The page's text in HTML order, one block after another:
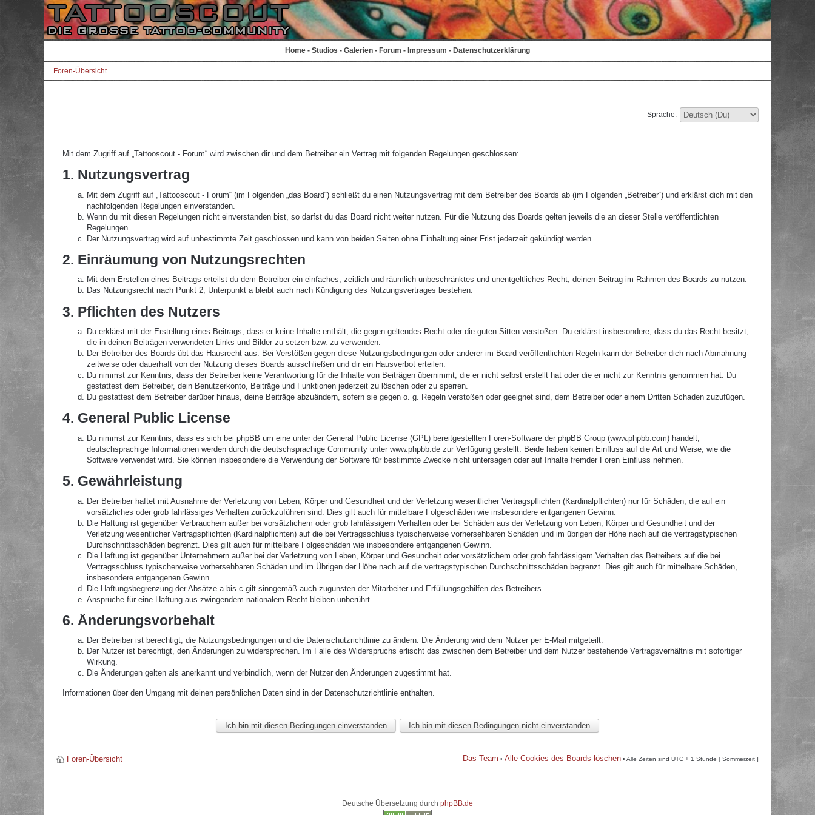
Home - Studios - Galerien - Forum - Impressum - Datenschutzerklärung
Foren-Übersicht
Sprache:
Mit dem Zugriff auf „Tattooscout - Forum“ wird zwischen dir und dem Betreiber ein Vertrag mit folgenden Regelungen geschlossen:
1. Nutzungsvertrag
Mit dem Zugriff auf „Tattooscout - Forum“ (im Folgenden „das Board“) schließt du einen Nutzungsvertrag mit dem Betreiber des Boards ab (im Folgenden „Betreiber“) und erklärst dich mit den
nachfolgenden Regelungen einverstanden.
Wenn du mit diesen Regelungen nicht einverstanden bist, so darfst du das Board nicht weiter nutzen. Für die Nutzung des Boards gelten jeweils die an dieser Stelle veröffentlichten
Regelungen.
Der Nutzungsvertrag wird auf unbestimmte Zeit geschlossen und kann von beiden Seiten ohne Einhaltung einer Frist jederzeit gekündigt werden.
2. Einräumung von Nutzungsrechten
Mit dem Erstellen eines Beitrags erteilst du dem Betreiber ein einfaches, zeitlich und räumlich unbeschränktes und unentgeltliches Recht, deinen Beitrag im Rahmen des Boards zu nutzen.
Das Nutzungsrecht nach Punkt 2, Unterpunkt a bleibt auch nach Kündigung des Nutzungsvertrages bestehen.
3. Pflichten des Nutzers
Du erklärst mit der Erstellung eines Beitrags, dass er keine Inhalte enthält, die gegen geltendes Recht oder die guten Sitten verstoßen. Du erklärst insbesondere, dass du das Recht besitzt,
die in deinen Beiträgen verwendeten Links und Bilder zu setzen bzw. zu verwenden.
Der Betreiber des Boards übt das Hausrecht aus. Bei Verstößen gegen diese Nutzungsbedingungen oder anderer im Board veröffentlichten Regeln kann der Betreiber dich nach Abmahnung
zeitweise oder dauerhaft von der Nutzung dieses Boards ausschließen und dir ein Hausverbot erteilen.
Du nimmst zur Kenntnis, dass der Betreiber keine Verantwortung für die Inhalte von Beiträgen übernimmt, die er nicht selbst erstellt hat oder die er nicht zur Kenntnis genommen hat. Du
gestattest dem Betreiber, dein Benutzerkonto, Beiträge und Funktionen jederzeit zu löschen oder zu sperren.
Du gestattest dem Betreiber darüber hinaus, deine Beiträge abzuändern, sofern sie gegen o. g. Regeln verstoßen oder geeignet sind, dem Betreiber oder einem Dritten Schaden zuzufügen.
4. General Public License
Du nimmst zur Kenntnis, dass es sich bei phpBB um eine unter der General Public License (GPL) bereitgestellten Foren-Software der phpBB Group (www.phpbb.com) handelt;
deutschsprachige Informationen werden durch die deutschsprachige Community unter www.phpbb.de zur Verfügung gestellt. Beide haben keinen Einfluss auf die Art und Weise, wie die
Software verwendet wird. Sie können insbesondere die Verwendung der Software für bestimmte Zwecke nicht untersagen oder auf Inhalte fremder Foren Einfluss nehmen.
5. Gewährleistung
Der Betreiber haftet mit Ausnahme der Verletzung von Leben, Körper und Gesundheit und der Verletzung wesentlicher Vertragspflichten (Kardinalpflichten) nur für Schäden, die auf ein
vorsätzliches oder grob fahrlässiges Verhalten zurückzuführen sind. Dies gilt auch für mittelbare Folgeschäden wie insbesondere entgangenen Gewinn.
Die Haftung ist gegenüber Verbrauchern außer bei vorsätzlichem oder grob fahrlässigem Verhalten oder bei Schäden aus der Verletzung von Leben, Körper und Gesundheit und der
Verletzung wesentlicher Vertragspflichten (Kardinalpflichten) auf die bei Vertragsschluss typischerweise vorhersehbaren Schäden und im übrigen der Höhe nach auf die vertragstypischen
Durchschnittsschäden begrenzt. Dies gilt auch für mittelbare Folgeschäden wie insbesondere entgangenen Gewinn.
Die Haftung ist gegenüber Unternehmern außer bei der Verletzung von Leben, Körper und Gesundheit oder vorsätzlichem oder grob fahrlässigem Verhalten des Betreibers auf die bei
Vertragsschluss typischerweise vorhersehbaren Schäden und im Übrigen der Höhe nach auf die vertragstypischen Durchschnittsschäden begrenzt. Dies gilt auch für mittelbare Schäden,
insbesondere entgangenen Gewinn.
Die Haftungsbegrenzung der Absätze a bis c gilt sinngemäß auch zugunsten der Mitarbeiter und Erfüllungsgehilfen des Betreibers.
Ansprüche für eine Haftung aus zwingendem nationalem Recht bleiben unberührt.
6. Änderungsvorbehalt
Der Betreiber ist berechtigt, die Nutzungsbedingungen und die Datenschutzrichtlinie zu ändern. Die Änderung wird dem Nutzer per E-Mail mitgeteilt.
Der Nutzer ist berechtigt, den Änderungen zu widersprechen. Im Falle des Widerspruchs erlischt das zwischen dem Betreiber und dem Nutzer bestehende Vertragsverhältnis mit sofortiger
Wirkung.
Die Änderungen gelten als anerkannt und verbindlich, wenn der Nutzer den Änderungen zugestimmt hat.
Informationen über den Umgang mit deinen persönlichen Daten sind in der Datenschutzrichtlinie enthalten.
Foren-Übersicht Das Team • Alle Cookies des Boards löschen • Alle Zeiten sind UTC + 1 Stunde [ Sommerzeit ]
Deutsche Übersetzung durch phpBB.de